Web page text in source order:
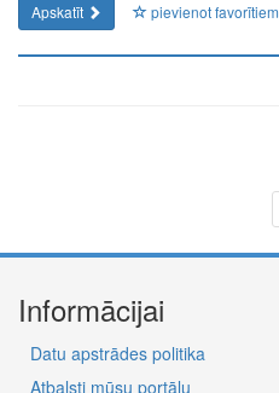
Apskatīt pievienot favorītiem
Informācijai
Datu apstrādes politika
Atbalsti mūsu portālu